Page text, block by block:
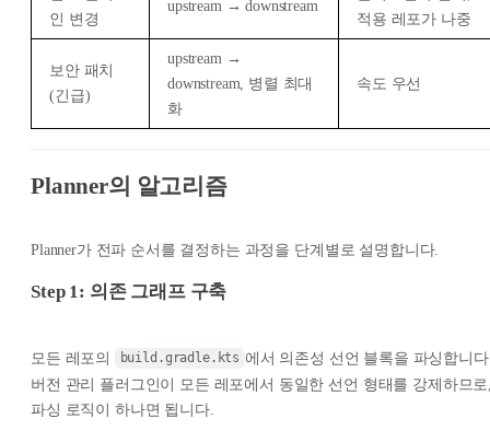
인 변경
upstream → downstream
적용 레포가 나중
보안 패치
(긴급)
upstream →
downstream, 병렬 최대
화
속도 우선
Planner의 알고리즘
Planner가 전파 순서를 결정하는 과정을 단계별로 설명합니다.
Step 1: 의존 그래프 구축
모든 레포의 build.gradle.kts 에서 의존성 선언 블록을 파싱합니
버전 관리 플러그인이 모든 레포에서 동일한 선언 형태를 강제하므
파싱 로직이 하나면 됩니다.